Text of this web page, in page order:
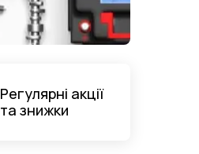
Регулярні акції
та знижки